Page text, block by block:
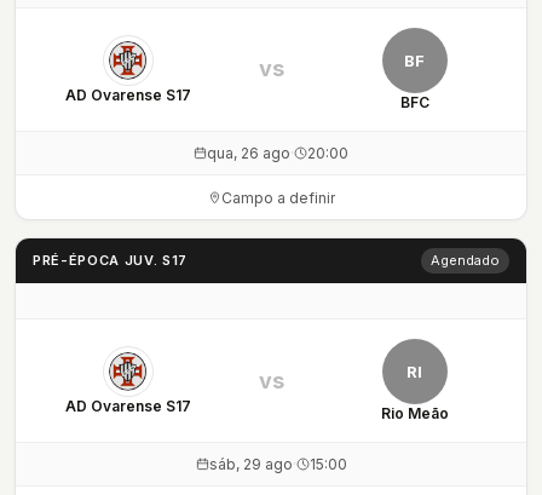
AD Ovarense S17
BF
BFC
vs
qua, 26 ago· 20:00
Campo a definir
PRÉ-ÉPOCA JUV. S17 Agendado
AD Ovarense S17
RI
Rio Meão
vs
sáb, 29 ago· 15:00